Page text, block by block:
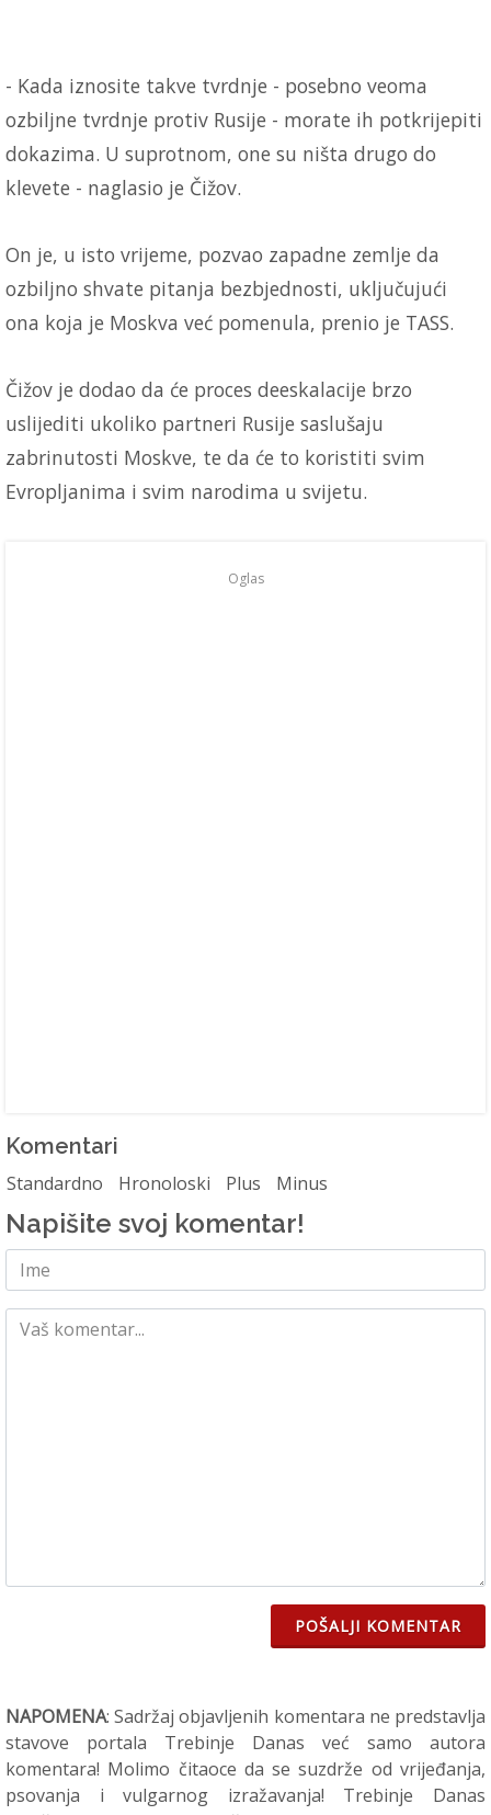
- Kada iznosite takve tvrdnje - posebno veoma
ozbiljne tvrdnje protiv Rusije - morate ih potkrijepiti
dokazima. U suprotnom, one su ništa drugo do
klevete - naglasio je Čižov.
On je, u isto vrijeme, pozvao zapadne zemlje da
ozbiljno shvate pitanja bezbjednosti, uključujući
ona koja je Moskva već pomenula, prenio je TASS.
Čižov je dodao da će proces deeskalacije brzo
uslijediti ukoliko partneri Rusije saslušaju
zabrinutosti Moskve, te da će to koristiti svim
Evropljanima i svim narodima u svijetu.
Oglas
Komentari
Standardno Hronoloski Plus Minus
Napišite svoj komentar!
POŠALJI KOMENTAR
NAPOMENA: Sadržaj objavljenih komentara ne predstavlja
stavove portala Trebinje Danas već samo autora
komentara! Molimo čitaoce da se suzdrže od vrijeđanja,
psovanja i vulgarnog izražavanja! Trebinje Danas